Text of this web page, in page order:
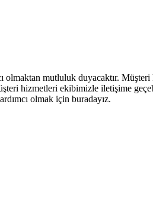
mutluluk duyacaktır.
hizmetleri ekibimizle iletişime
olmak için buradayız.